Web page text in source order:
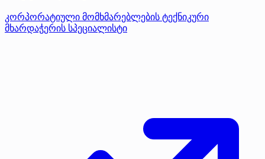
კორპორატიული მომხმარებლების ტექნიკური
მხარდაჭერის სპეციალისტი